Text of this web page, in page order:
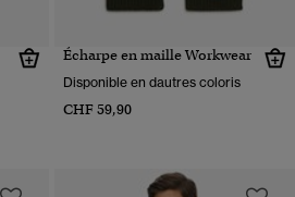
Écharpe en maille Workwear
Disponible en dautres coloris
CHF 59,90